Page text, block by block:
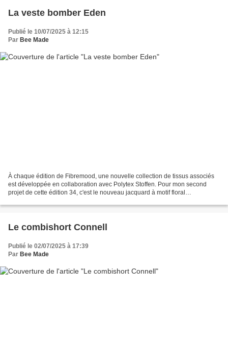
La veste bomber Eden
Publié le 10/07/2025 à 12:15
Par Bee Made
À chaque édition de Fibremood, une nouvelle collection de tissus associés
est développée en collaboration avec Polytex Stoffen. Pour mon second
projet de cette édition 34, c'est le nouveau jacquard à motif floral
Le combishort Connell
Publié le 02/07/2025 à 17:39
Par Bee Made